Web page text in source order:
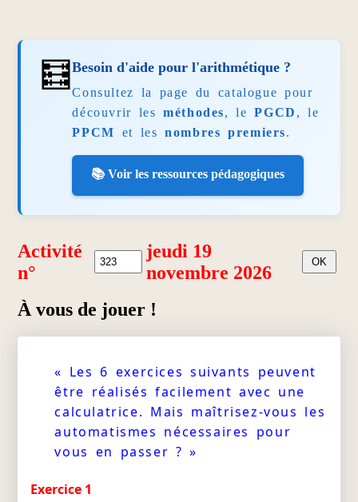
🧮Besoin d'aide pour l'arithmétique ?
Consultez la page du catalogue pour
découvrir lesméthodes, lePGCD , le
PPCM
et lesnombres premiers.
📚 Voir les ressources pédagogiques
Activité
n°
jeudi 19
novembre 2026
À vous de jouer !
« Les 6 exercices suivants peuvent
être réalisés facilement avec une
calculatrice. Mais maîtrisez-vous les
automatismes nécessaires pour
vous en passer ? »
Exercice 1